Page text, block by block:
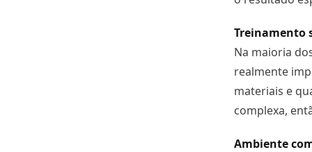
Treinamento
Na maioria
realmente
materiais e
complexa,
Ambiente